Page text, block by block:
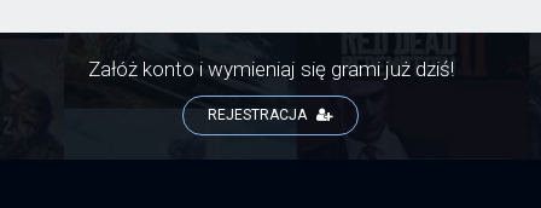
Załóż konto i wymieniaj się grami już dziś!
REJESTRACJA